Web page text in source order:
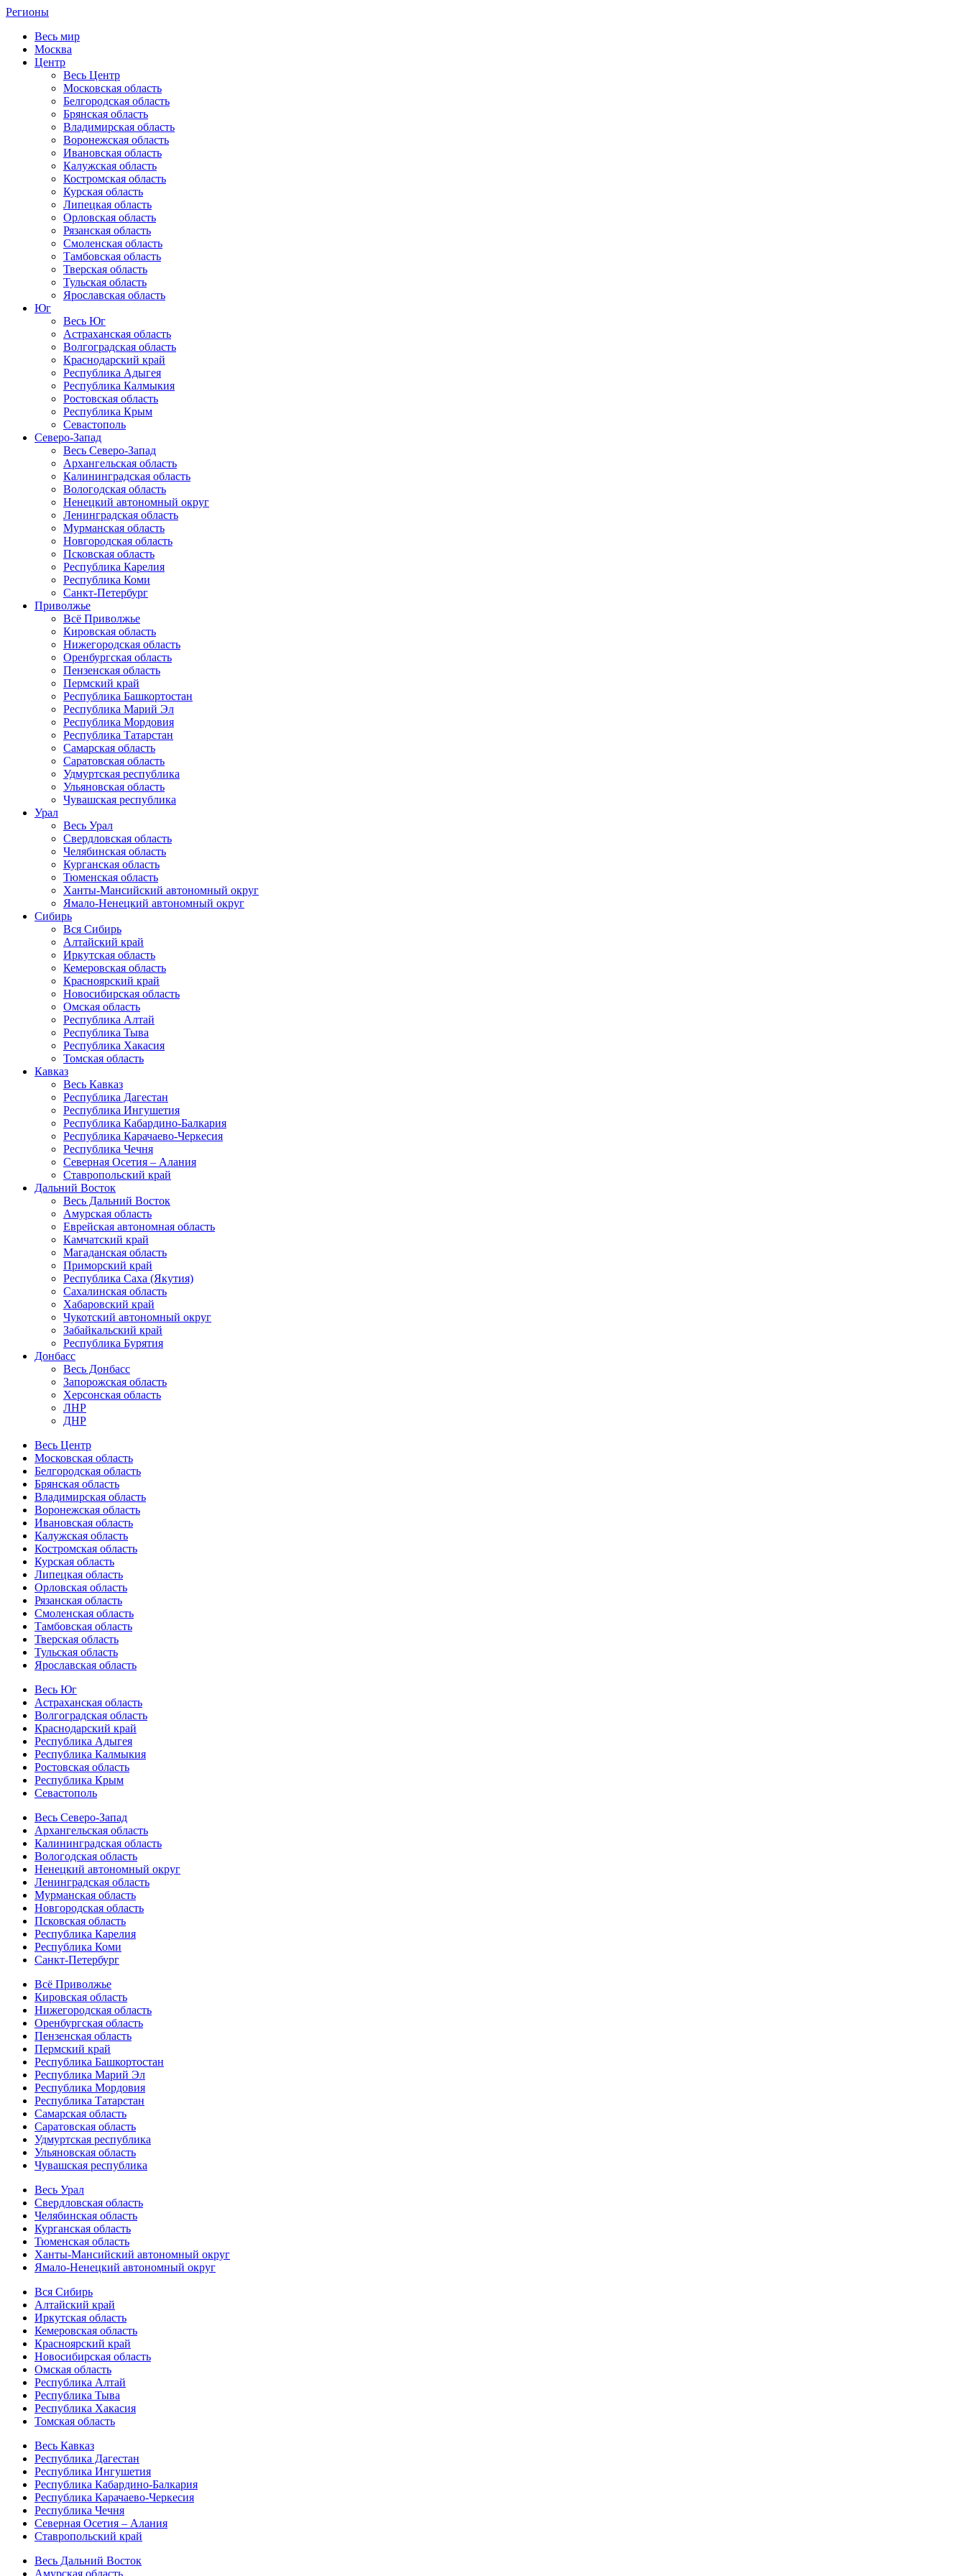
Регионы
Весь мир
Москва
Центр
Весь Центр
Московская область
Белгородская область
Брянская область
Владимирская область
Воронежская область
Ивановская область
Калужская область
Костромская область
Курская область
Липецкая область
Орловская область
Рязанская область
Смоленская область
Тамбовская область
Тверская область
Тульская область
Ярославская область
Юг
Весь Юг
Астраханская область
Волгоградская область
Краснодарский край
Республика Адыгея
Республика Калмыкия
Ростовская область
Республика Крым
Севастополь
Северо-Запад
Весь Северо-Запад
Архангельская область
Калининградская область
Вологодская область
Ненецкий автономный округ
Ленинградская область
Мурманская область
Новгородская область
Псковская область
Республика Карелия
Республика Коми
Санкт-Петербург
Приволжье
Всё Приволжье
Кировская область
Нижегородская область
Оренбургская область
Пензенская область
Пермский край
Республика Башкортостан
Республика Марий Эл
Республика Мордовия
Республика Татарстан
Самарская область
Саратовская область
Удмуртская республика
Ульяновская область
Чувашская республика
Урал
Весь Урал
Свердловская область
Челябинская область
Курганская область
Тюменская область
Ханты-Мансийский автономный округ
Ямало-Ненецкий автономный округ
Сибирь
Вся Сибирь
Алтайский край
Иркутская область
Кемеровская область
Красноярский край
Новосибирская область
Омская область
Республика Алтай
Республика Тыва
Республика Хакасия
Томская область
Кавказ
Весь Кавказ
Республика Дагестан
Республика Ингушетия
Республика Кабардино-Балкария
Республика Карачаево-Черкесия
Республика Чечня
Северная Осетия – Алания
Ставропольский край
Дальний Восток
Весь Дальний Восток
Амурская область
Еврейская автономная область
Камчатский край
Магаданская область
Приморский край
Республика Саха (Якутия)
Сахалинская область
Хабаровский край
Чукотский автономный округ
Забайкальский край
Республика Бурятия
Донбасс
Весь Донбасс
Запорожская область
Херсонская область
ЛНР
ДНР
Весь Центр
Московская область
Белгородская область
Брянская область
Владимирская область
Воронежская область
Ивановская область
Калужская область
Костромская область
Курская область
Липецкая область
Орловская область
Рязанская область
Смоленская область
Тамбовская область
Тверская область
Тульская область
Ярославская область
Весь Юг
Астраханская область
Волгоградская область
Краснодарский край
Республика Адыгея
Республика Калмыкия
Ростовская область
Республика Крым
Севастополь
Весь Северо-Запад
Архангельская область
Калининградская область
Вологодская область
Ненецкий автономный округ
Ленинградская область
Мурманская область
Новгородская область
Псковская область
Республика Карелия
Республика Коми
Санкт-Петербург
Всё Приволжье
Кировская область
Нижегородская область
Оренбургская область
Пензенская область
Пермский край
Республика Башкортостан
Республика Марий Эл
Республика Мордовия
Республика Татарстан
Самарская область
Саратовская область
Удмуртская республика
Ульяновская область
Чувашская республика
Весь Урал
Свердловская область
Челябинская область
Курганская область
Тюменская область
Ханты-Мансийский автономный округ
Ямало-Ненецкий автономный округ
Вся Сибирь
Алтайский край
Иркутская область
Кемеровская область
Красноярский край
Новосибирская область
Омская область
Республика Алтай
Республика Тыва
Республика Хакасия
Томская область
Весь Кавказ
Республика Дагестан
Республика Ингушетия
Республика Кабардино-Балкария
Республика Карачаево-Черкесия
Республика Чечня
Северная Осетия – Алания
Ставропольский край
Весь Дальний Восток
Амурская область